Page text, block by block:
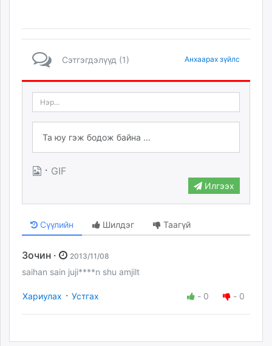
Сэтгэгдэлүүд (1) Анхаарах зүйлс
· GIF
Илгээх
Сүүлийн Шилдэг Таагүй
Зочин · 2013/11/08
saihan sain juji****n shu amjilt
Хариулах · Устгах - 0 - 0